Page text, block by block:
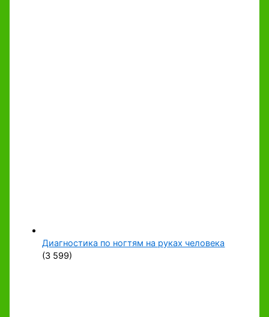
Диагностика по ногтям на руках человека
(3 599)